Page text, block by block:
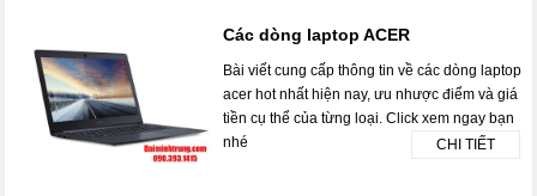
Các dòng laptop ACER
Bài viết cung cấp thông tin về các dòng laptop
acer hot nhất hiện nay, ưu nhược điểm và giá
tiền cụ thể của từng loại. Click xem ngay bạn
nhé
CHI TIẾT